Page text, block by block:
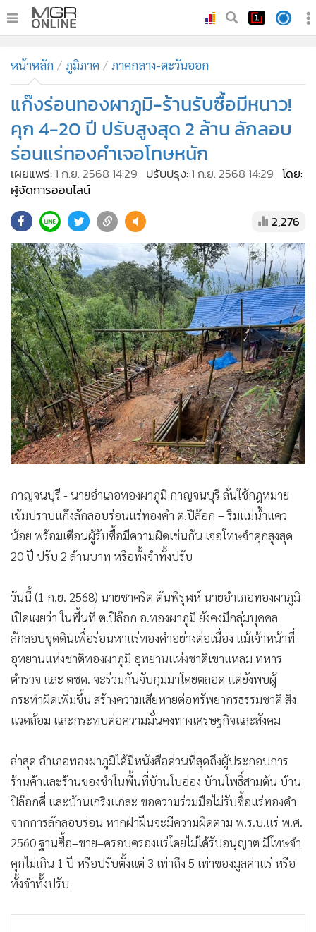
ทันเหตุการณ์
• ภาคใต้
Online Section
• บันเทิง
• ผู้จัดการรายวัน
• ละคร
• CbizReview
• Cyber BIZ
• ผู้จัดกวน
• Good health & Well-being
• Green Innovation & SD
• Management & HR
• MGR Live
• Infographic
• การเมือง
• ท่องเที่ยว
• กีฬา
• ต่างประเทศ
• Special Scoop
• เศรษฐกิจ-ธุรกิจ
• จีน
• อาชญากรรม
• Motoring
• เกม
• วิทยาศาสตร์
• SMEs
หุ้น
กองทุนรวม
• Celeb Online
• Factcheck
• ญี่ปุ่น
• News1
• Gotomanager
หน้าหลัก ภูมิภาค ภาคกลาง-ตะวันออก
แก๊งร่อนทองผาภูมิ-ร้านรับซื้อมีหนาว!
คุก 4-20 ปี ปรับสูงสุด 2 ล้าน ลักลอบ
ร่อนแร่ทองคำเจอโทษหนัก
เผยแพร่: 1 ก.ย. 2568 14:29 ปรับปรุง: 1 ก.ย. 2568 14:29 โดย:
ผู้จัดการออนไลน์
2,276
กาญจนบุรี - นายอำเภอทองผาภูมิ กาญจนบุรี ลั่นใช้กฎหมาย
เข้มปราบแก๊งลักลอบร่อนแร่ทองคำ ต.ปิล๊อก – ริมแม่น้ำแคว
น้อย พร้อมเตือนผู้รับซื้อมีความผิดเช่นกัน เจอโทษจำคุกสูงสุด
20 ปี ปรับ 2 ล้านบาท หรือทั้งจำทั้งปรับ
วันนี้ (1 ก.ย. 2568) นายชาคริต ตันพิรุฬห์ นายอำเภอทองผาภูมิ
เปิดเผยว่า ในพื้นที่ ต.ปิล๊อก อ.ทองผาภูมิ ยังคงมีกลุ่มบุคคล
ลักลอบขุดดินเพื่อร่อนหาแร่ทองคำอย่างต่อเนื่อง แม้เจ้าหน้าที่
อุทยานแห่งชาติทองผาภูมิ อุทยานแห่งชาติเขาแหลม ทหาร
ตำรวจ และ ตชด. จะร่วมกันจับกุมมาโดยตลอด แต่ยังพบผู้
กระทำผิดเพิ่มขึ้น สร้างความเสียหายต่อทรัพยากรธรรมชาติ สิ่ง
แวดล้อม และกระทบต่อความมั่นคงทางเศรษฐกิจและสังคม
ล่าสุด อำเภอทองผาภูมิได้มีหนังสือด่วนที่สุดถึงผู้ประกอบการ
ร้านค้าและร้านของชำในพื้นที่บ้านโบอ่อง บ้านโพธิ์สามต้น บ้าน
ปิล๊อกคี่ และบ้านเกริงแกละ ขอความร่วมมือไม่รับซื้อแร่ทองคำ
จากการลักลอบร่อน หากฝ่าฝืนจะมีความผิดตาม พ.ร.บ.แร่ พ.ศ.
2560 ฐานซื้อ–ขาย–ครอบครองแร่โดยไม่ได้รับอนุญาต มีโทษจำ
คุกไม่เกิน 1 ปี หรือปรับตั้งแต่ 3 เท่าถึง 5 เท่าของมูลค่าแร่ หรือ
ทั้งจำทั้งปรับ